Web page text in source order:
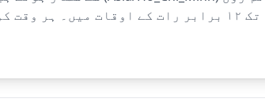
کو ۱۲ برابر دن کے اوقات میں تقسیم کیا جاتا ہے اور غروب سے اگلے طلوع